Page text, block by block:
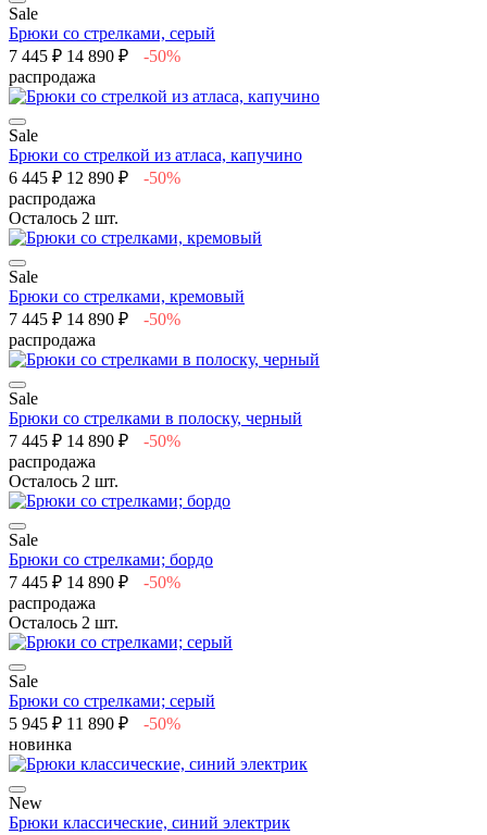
Sale
Брюки со стрелками, серый
7 445 ₽ 14 890 ₽
-50%
распродажа
Sale
Брюки со стрелкой из атласа, капучино
6 445 ₽ 12 890 ₽
-50%
распродажа
Осталось 2 шт.
Sale
Брюки со стрелками, кремовый
7 445 ₽ 14 890 ₽
-50%
распродажа
Sale
Брюки со стрелками в полоску, черный
7 445 ₽ 14 890 ₽
-50%
распродажа
Осталось 2 шт.
Sale
Брюки со стрелками; бордо
7 445 ₽ 14 890 ₽
-50%
распродажа
Осталось 2 шт.
Sale
Брюки со стрелками; серый
5 945 ₽ 11 890 ₽
-50%
новинка
New
Брюки классические, синий электрик